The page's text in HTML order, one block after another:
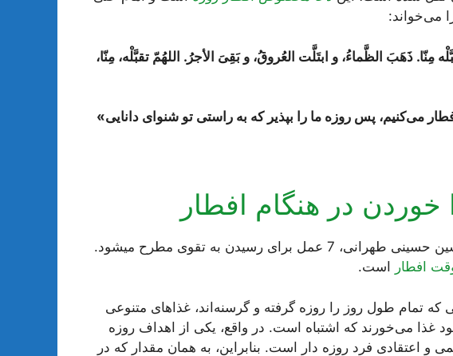
می‌خواند:
مِنّا. ذَهَبَ الظَّماءُ، و ابتَلَّت العُروقُ، و بَقِیَ الأجرُ. اللهُمّ تقبَّلْه، مِنّا،
می‌کنیم، پس روزه‌ ما را بپذیر که به راستى تو شنوای دانایى»
خوردن در هنگام افطار
در کتاب انوارالملکوت، اثر سید محمد حسین حسینی طهرانی، 7 عمل برای رسیدن به تقوی مطرح میشود.
افطار است.
که تمام طول روز را روزه گرفته و گرسنه‌اند، غذاهای متنوعی
غذا می‌خورند که اشتباه است. در واقع، یکی از اهداف روزه
اعتقادی فرد روزه دار است. بنابراین، به همان مقدار که در